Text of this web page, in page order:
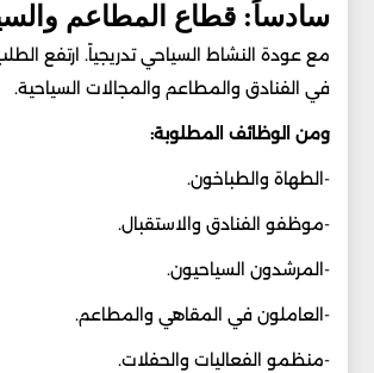
سادساً: قطاع المطاعم
مع عودة النشاط السياحي تدريجياً. ارتفع
في الفنادق والمطاعم والمجالات السياحية.
ومن الوظائف المطلوبة:
-الطهاة والطباخون.
-موظفو الفنادق والاستقبال.
-المرشدون السياحيون.
-العاملون في المقاهي والمطاعم.
-منظمو الفعاليات والحفلات.